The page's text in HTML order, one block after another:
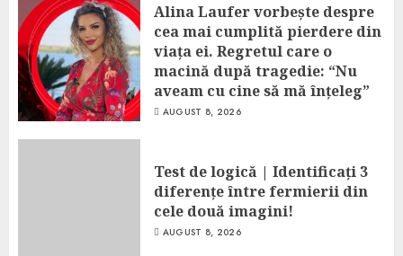
Alina Laufer vorbește despre
cea mai cumplită pierdere din
viața ei. Regretul care o
macină după tragedie: “Nu
aveam cu cine să mă înțeleg”
AUGUST 8, 2026
Test de logică | Identificați 3
diferențe între fermierii din
cele două imagini!
AUGUST 8, 2026